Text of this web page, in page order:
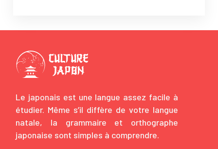
Le japonais est une langue assez facile à
étudier. Même s’il diffère de votre langue
natale, la grammaire et orthographe
japonaise sont simples à comprendre.